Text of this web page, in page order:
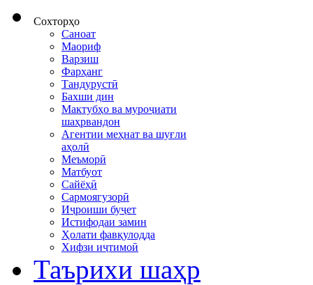
Сохторҳо
Саноат
Маориф
Варзиш
Фарҳанг
Тандурустӣ
Бахши дин
Мактубҳо ва муроҷиати
шаҳрвандон
Агентии меҳнат ва шуғли
аҳолӣ
Меъморӣ
Матбуот
Сайёҳӣ
Сармоягузорӣ
Иҷроиши буҷет
Истифодаи замин
Ҳолати фавқулодда
Хифзи иҷтимоӣ
Таърихи шаҳр